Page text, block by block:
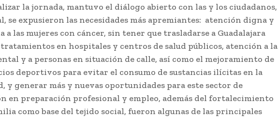
la jornada, mantuvo el diálogo abierto con las y los ciudadanos,
se expusieron las necesidades más apremiantes: atención digna y
a las mujeres con cáncer, sin tener que trasladarse a Guadalajara
en hospitales y centros de salud públicos, atención a la
y a personas en situación de calle, así como el mejoramiento de
deportivos para evitar el consumo de sustancias ilícitas en la
y generar más y nuevas oportunidades para este sector de
en preparación profesional y empleo, además del fortalecimiento
como base del tejido social, fueron algunas de las principales